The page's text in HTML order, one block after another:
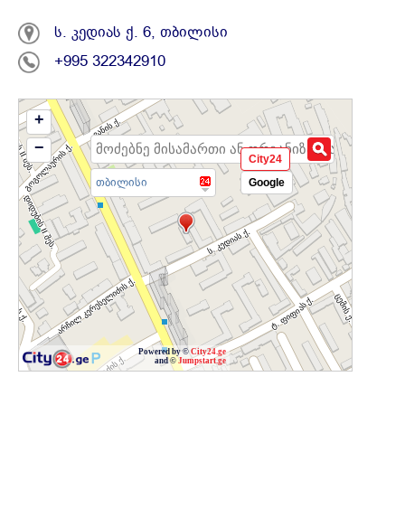
ს. კედიას ქ. 6, თბილისი
+995 322342910
თბილისი
Powered by ©City24.ge
and © Jumpstart.ge
+
−
City24
Google